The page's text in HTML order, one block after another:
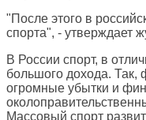
"После этого в
спорта", - утверждает
В России спорт, в
большого дохода. Так,
огромные убытки и
Массовый спорт